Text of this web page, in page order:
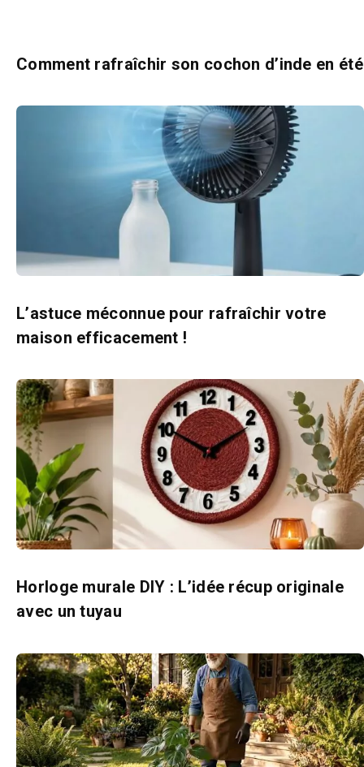
Comment rafraîchir son cochon d’inde en été
L’astuce méconnue pour rafraîchir votre
maison efficacement !
Horloge murale DIY : L’idée récup originale
avec un tuyau